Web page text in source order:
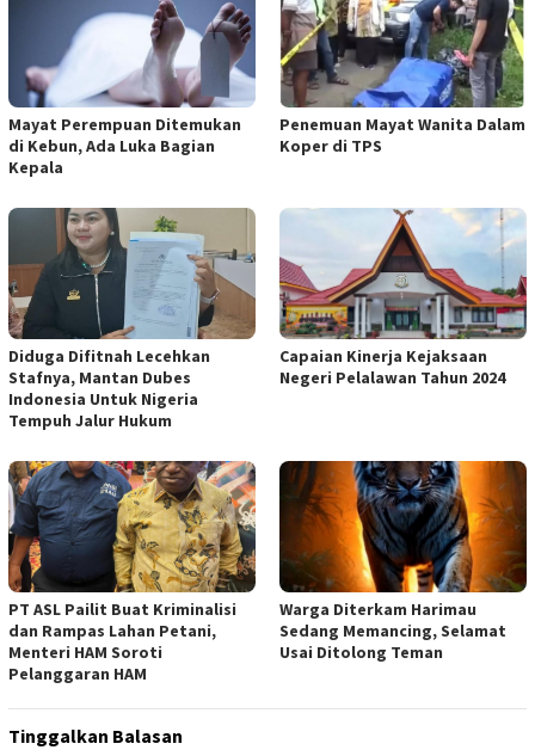
Mayat Perempuan Ditemukan
di Kebun, Ada Luka Bagian
Kepala
Penemuan Mayat Wanita Dalam
Koper di TPS
Diduga Difitnah Lecehkan
Stafnya, Mantan Dubes
Indonesia Untuk Nigeria
Tempuh Jalur Hukum
Capaian Kinerja Kejaksaan
Negeri Pelalawan Tahun 2024
PT ASL Pailit Buat Kriminalisi
dan Rampas Lahan Petani,
Menteri HAM Soroti
Pelanggaran HAM
Warga Diterkam Harimau
Sedang Memancing, Selamat
Usai Ditolong Teman
Tinggalkan Balasan